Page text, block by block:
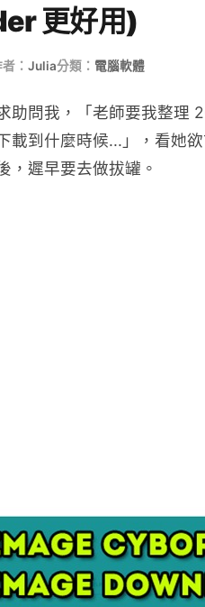
更好用)
： Julia分類： 電腦軟體
助問我，「老師要我整理
載到什麼時候...」，看她
，遲早要去做拔罐。